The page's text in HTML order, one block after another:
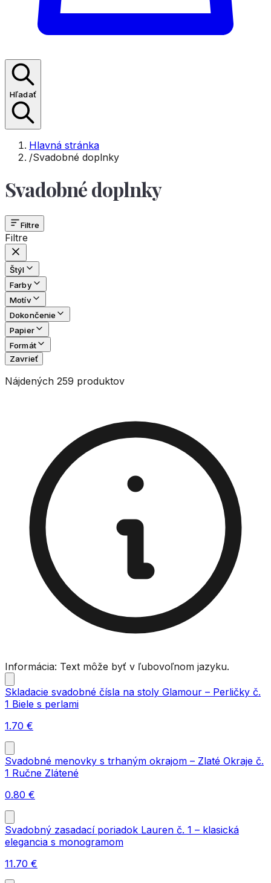
Hľadať
Hlavná stránka
/Svadobné doplnky
Svadobné doplnky
Filtre
Filtre
Štýl
Farby
Motív
Dokončenie
Papier
Formát
Zavrieť
Nájdených 259 produktov
Informácia: Text môže byť v ľubovoľnom jazyku.
Skladacie svadobné čísla na stoly Glamour – Perličky č.
1 Biele s perlami
1.70 €
Svadobné menovky s trhaným okrajom – Zlaté Okraje č.
1 Ručne Zlátené
0.80 €
Svadobný zasadací poriadok Lauren č. 1 – klasická
elegancia s monogramom
11.70 €